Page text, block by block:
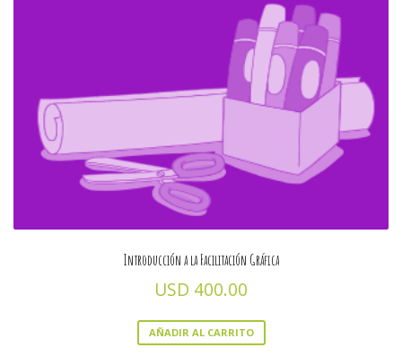
Introducción a la Facilitación Gráfica
USD 400.00
AÑADIR AL CARRITO